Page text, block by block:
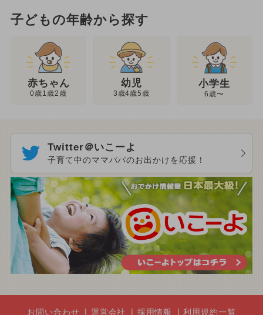
子どもの年齢から探す
赤ちゃん
0歳1歳2歳
幼児
3歳4歳5歳
小学生
6歳〜
Twitter＠いこーよ
子育て中のママパパのお出かけを応援！
お問い合わせ 運営会社 採用情報 利用規約一覧